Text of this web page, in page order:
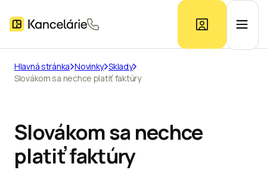
Prieskum trhu
Hlavná stránka Novinky Sklady
Slovákom sa nechce platiť faktúry
Slovákom sa nechce
platiť faktúry